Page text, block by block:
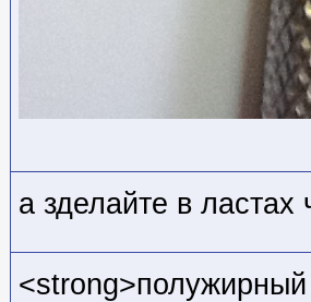
а зделайте в
<strong>полужирный